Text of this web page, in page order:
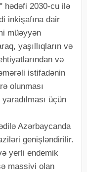
hədəfi 2030-cu ilə
inkişafına dair
müəyyən
yaşıllıqların və
və
istifadənin
olunması
üçün
Azərbaycanda
genişləndirilir.
yerli endemik
massivi olan